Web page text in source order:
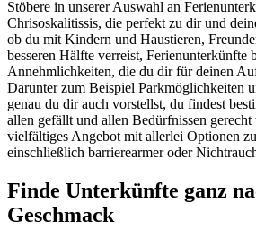
Stöbere in unserer Auswahl an
Chrisoskalitissis, die perfekt zu dir und
ob du mit Kindern und Haustieren,
besseren Hälfte verreist, Ferienunterkünfte
Annehmlichkeiten, die du dir für deinen
Darunter zum Beispiel Parkmöglichkeiten
genau du dir auch vorstellst, du findest
allen gefällt und allen Bedürfnissen
vielfältiges Angebot mit allerlei Optionen
einschließlich barrierearmer oder
Finde Unterkünfte ganz
Geschmack